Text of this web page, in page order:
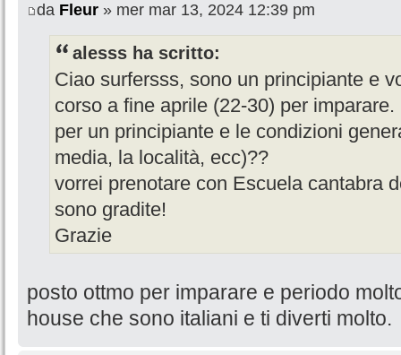
da Fleur » mer mar 13, 2024 12:39 pm
alesss ha scritto:
Ciao surfersss, sono un principiante e
corso a fine aprile (22-30) per
per un principiante e le condizioni
media, la località, ecc)??
vorrei prenotare con Escuela cantabra
sono gradite!
Grazie
posto ottmo per imparare e periodo
house che sono italiani e ti diverti molto.